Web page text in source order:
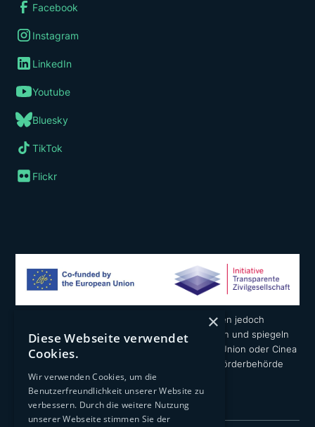
Facebook
Instagram
LinkedIn
Youtube
Bluesky
TikTok
Flickr
Die geäußerten Ansichten und Meinungen liegen jedoch
ausschließlich in der Verantwortung der Autoren und spiegeln
nicht notwendigerweise die der Europäischen Union oder Cinea
wider. Weder die Europäische Union noch die Förderbehörde
können dafür verantwortlich gemacht werden.
×
Diese Webseite verwendet
Cookies.
Wir verwenden Cookies, um die
Benutzerfreundlichkeit unserer Website zu
verbessern. Durch die weitere Nutzung
unserer Webseite stimmen Sie der